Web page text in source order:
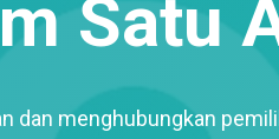
Satu
dan menghubungkan